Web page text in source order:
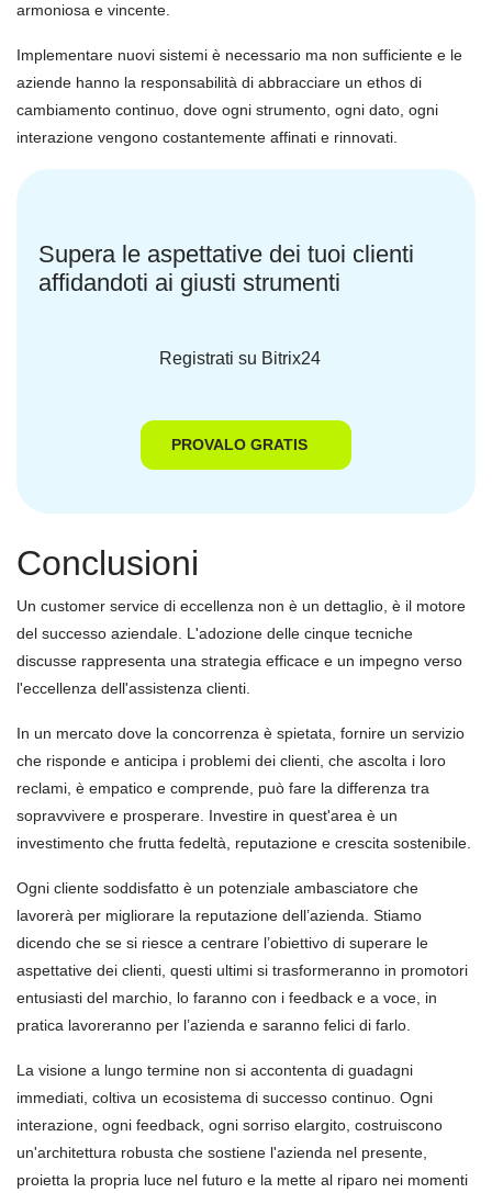
armoniosa e vincente.
Implementare nuovi sistemi è necessario ma non sufficiente e le
aziende hanno la responsabilità di abbracciare un ethos di
cambiamento continuo, dove ogni strumento, ogni dato, ogni
interazione vengono costantemente affinati e rinnovati.
Supera le aspettative dei tuoi clienti
affidandoti ai giusti strumenti
Registrati su Bitrix24
PROVALO GRATIS
Conclusioni
Un customer service di eccellenza non è un dettaglio, è il motore
del successo aziendale. L'adozione delle cinque tecniche
discusse rappresenta una strategia efficace e un impegno verso
l'eccellenza dell'assistenza clienti.
In un mercato dove la concorrenza è spietata, fornire un servizio
che risponde e anticipa i problemi dei clienti, che ascolta i loro
reclami, è empatico e comprende, può fare la differenza tra
sopravvivere e prosperare. Investire in quest'area è un
investimento che frutta fedeltà, reputazione e crescita sostenibile.
Ogni cliente soddisfatto è un potenziale ambasciatore che
lavorerà per migliorare la reputazione dell’azienda. Stiamo
dicendo che se si riesce a centrare l’obiettivo di superare le
aspettative dei clienti, questi ultimi si trasformeranno in promotori
entusiasti del marchio, lo faranno con i feedback e a voce, in
pratica lavoreranno per l’azienda e saranno felici di farlo.
La visione a lungo termine non si accontenta di guadagni
immediati, coltiva un ecosistema di successo continuo. Ogni
interazione, ogni feedback, ogni sorriso elargito, costruiscono
un'architettura robusta che sostiene l'azienda nel presente,
proietta la propria luce nel futuro e la mette al riparo nei momenti